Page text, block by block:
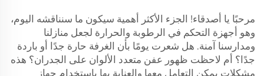
مرحبًا يا أصدقاء! الجزء الأكثر أهمية سيكون ما سنناقشه اليوم،
وهو أجهزة التحكم في الرطوبة والحرارة لجعل منازلنا
ومدارسنا آمنة. هل شعرت يومًا بأن الغرفة حارة جدًا أو باردة
جدًا؟ أم لاحظت ظهور عفن متعدد الألوان على الجدران؟ هذه
مشكلات يمكن التعامل معها والعناية بها باستخدام جهاز